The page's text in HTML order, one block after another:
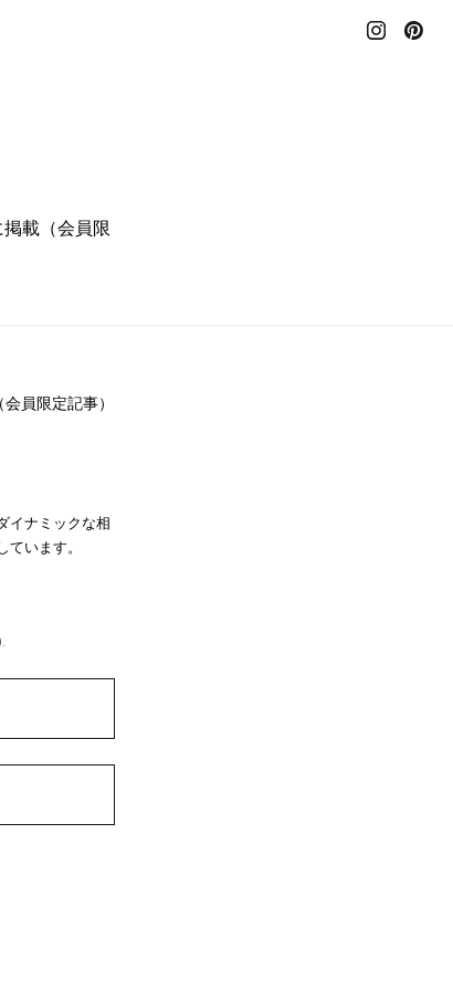
載（会員限
員限定記事）
イナミックな相
います。